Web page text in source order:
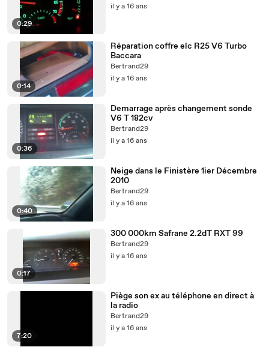
0:29
il y a 16 ans
0:14
Réparation coffre elc R25 V6 Turbo
Baccara
Bertrand29
il y a 16 ans
0:36
Demarrage après changement sonde
V6 T 182cv
Bertrand29
il y a 16 ans
0:40
Neige dans le Finistère 1ier Décembre
2010
Bertrand29
il y a 16 ans
0:17
300 000km Safrane 2.2dT RXT 99
Bertrand29
il y a 16 ans
7:20
Piège son ex au téléphone en direct à
la radio
Bertrand29
il y a 16 ans